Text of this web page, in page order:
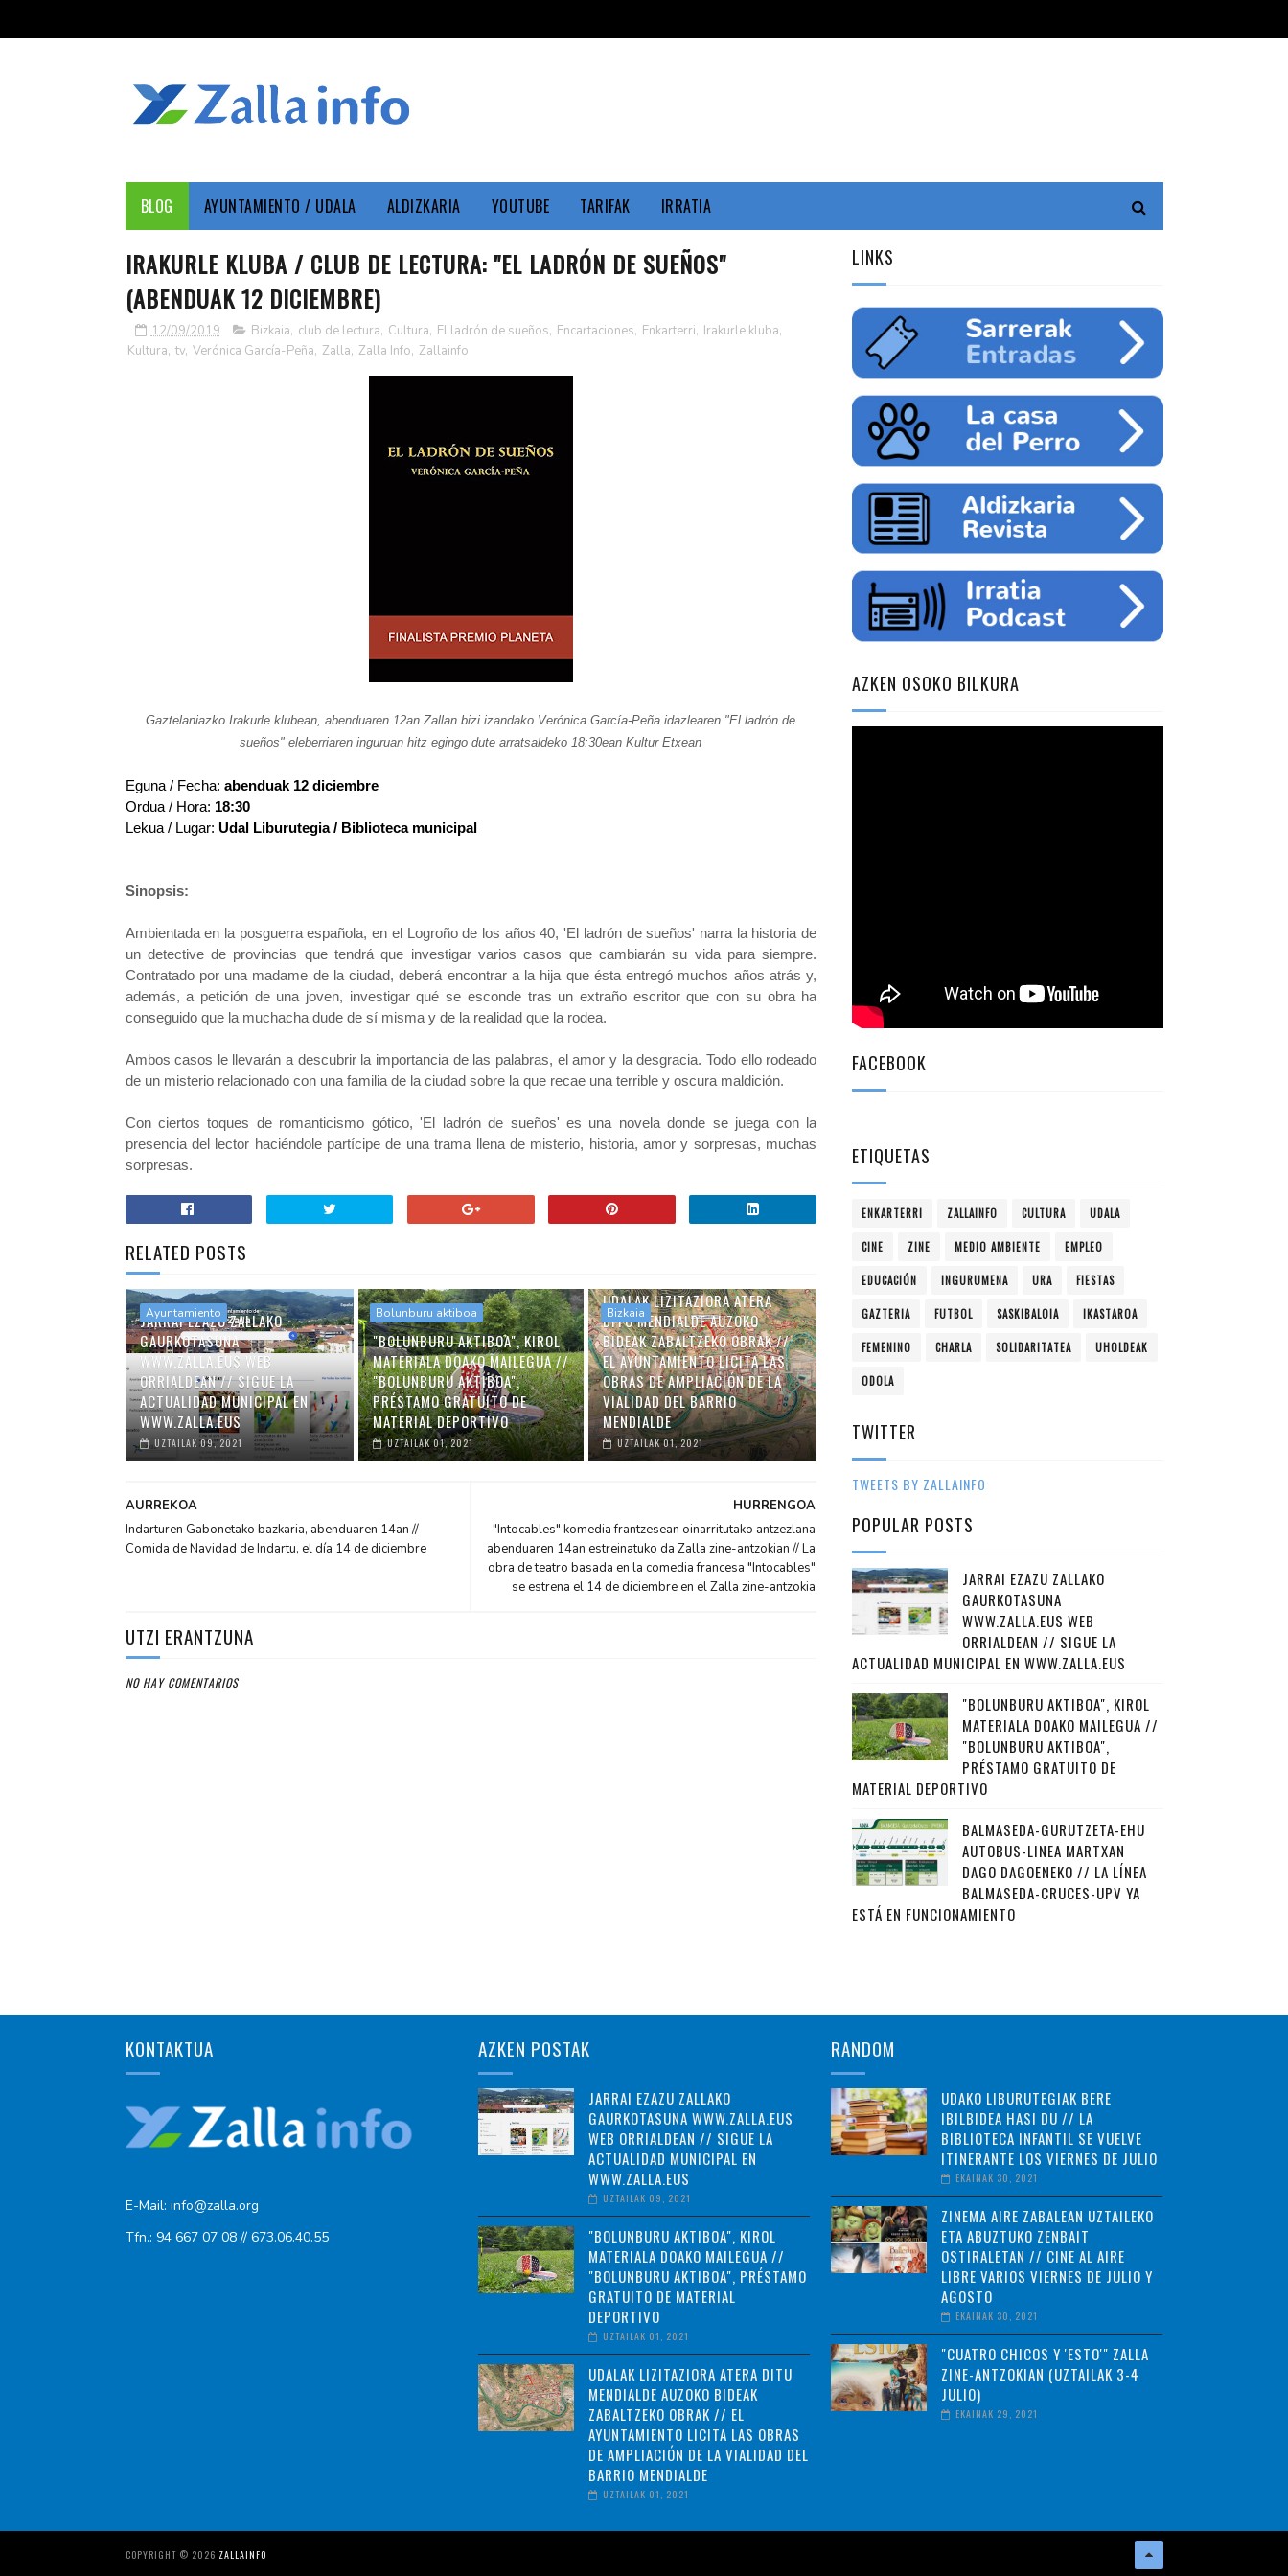
BLOG AYUNTAMIENTO / UDALA ALDIZKARIA YOUTUBE TARIFAK IRRATIA
IRAKURLE KLUBA / CLUB DE LECTURA: "EL LADRÓN DE SUEÑOS"
(ABENDUAK 12 DICIEMBRE)
12/09/2019 Bizkaia, club de lectura, Cultura, El ladrón de sueños, Encartaciones, Enkarterri, Irakurle kluba,
Kultura, tv, Verónica García-Peña, Zalla, Zalla Info, Zallainfo
Gaztelaniazko Irakurle klubean, abenduaren 12an Zallan bizi izandako Verónica García-Peña idazlearen "El ladrón de
sueños" eleberriaren inguruan hitz egingo dute arratsaldeko 18:30ean Kultur Etxean
Eguna / Fecha: abenduak 12 diciembre
Ordua / Hora: 18:30
Lekua / Lugar: Udal Liburutegia / Biblioteca municipal
Sinopsis:
Ambientada en la posguerra española, en el Logroño de los años 40, 'El ladrón de sueños' narra la historia de
un detective de provincias que tendrá que investigar varios casos que cambiarán su vida parasiempre.
Contratado por una madame de la ciudad, deberá encontrar a la hija que ésta entregó muchos años atrás y,
además, a petición de una joven, investigar qué se esconde tras un extraño escritor que con su obra ha
conseguido que la muchacha dude de sí misma y de la realidad que la rodea.
Ambos casos le llevarán a descubrir la importancia de las palabras, el amor y la desgracia. Todo ello rodeado
de un misterio relacionado con una familia de la ciudad sobre la que recae una terrible y oscura maldición.
Con ciertos toques de romanticismo gótico, 'El ladrón de sueños' es una novela donde se juega con la
presencia del lector haciéndole partícipe de una trama llena de misterio, historia, amor y sorpresas, muchas
sorpresas.
RELATED POSTS
Ayuntamiento
JARRAI EZAZU ZALLAKO
GAURKOTASUNA
WWW.ZALLA.EUS WEB
ORRIALDEAN // SIGUE LA
ACTUALIDAD MUNICIPAL EN
WWW.ZALLA.EUS
UZTAILAK 09, 2021
Bolunburu aktiboa
"BOLUNBURU AKTIBOA", KIROL
MATERIALA DOAKO MAILEGUA //
"BOLUNBURU AKTIBOA",
PRÉSTAMO GRATUITO DE
MATERIAL DEPORTIVO
UZTAILAK 01, 2021
Bizkaia
UDALAK LIZITAZIORA ATERA
DITU MENDIALDE AUZOKO
BIDEAK ZABALTZEKO OBRAK //
EL AYUNTAMIENTO LICITA LAS
OBRAS DE AMPLIACIÓN DE LA
VIALIDAD DEL BARRIO
MENDIALDE
UZTAILAK 01, 2021
HURRENGOA
"Intocables" komedia frantzesean oinarritutako antzezlana
abenduaren 14an estreinatuko da Zalla zine-antzokian // La
obra de teatro basada en la comedia francesa "Intocables"
se estrena el 14 de diciembre en el Zalla zine-antzokia
AURREKOA
Indarturen Gabonetako bazkaria, abenduaren 14an //
Comida de Navidad de Indartu, el día 14 de diciembre
UTZI ERANTZUNA
NO HAY COMENTARIOS
LINKS
AZKEN OSOKO BILKURA
FACEBOOK
ETIQUETAS
ENKARTERRI ZALLAINFO CULTURA UDALA
CINE ZINE MEDIO AMBIENTE EMPLEO
EDUCACIÓN INGURUMENA URA FIESTAS
GAZTERIA FUTBOL SASKIBALOIA IKASTAROA
FEMENINO CHARLA SOLIDARITATEA UHOLDEAK
ODOLA
TWITTER
TWEETS BY ZALLAINFO
POPULAR POSTS
JARRAI EZAZU ZALLAKO
GAURKOTASUNA
WWW.ZALLA.EUS WEB
ORRIALDEAN // SIGUE LA
ACTUALIDAD MUNICIPAL EN WWW.ZALLA.EUS
"BOLUNBURU AKTIBOA", KIROL
MATERIALA DOAKO MAILEGUA //
"BOLUNBURU AKTIBOA",
PRÉSTAMO GRATUITO DE
MATERIAL DEPORTIVO
BALMASEDA-GURUTZETA-EHU
AUTOBUS-LINEA MARTXAN
DAGO DAGOENEKO // LA LÍNEA
BALMASEDA-CRUCES-UPV YA
ESTÁ EN FUNCIONAMIENTO
KONTAKTUA
E-Mail: info@zalla.org
Tfn.: 94 667 07 08 // 673.06.40.55
AZKEN POSTAK
JARRAI EZAZU ZALLAKO
GAURKOTASUNA WWW.ZALLA.EUS
WEB ORRIALDEAN // SIGUE LA
ACTUALIDAD MUNICIPAL EN
WWW.ZALLA.EUS
UZTAILAK 09, 2021
"BOLUNBURU AKTIBOA", KIROL
MATERIALA DOAKO MAILEGUA //
"BOLUNBURU AKTIBOA", PRÉSTAMO
GRATUITO DE MATERIAL
DEPORTIVO
UZTAILAK 01, 2021
UDALAK LIZITAZIORA ATERA DITU
MENDIALDE AUZOKO BIDEAK
ZABALTZEKO OBRAK // EL
AYUNTAMIENTO LICITA LAS OBRAS
DE AMPLIACIÓN DE LA VIALIDAD DEL
BARRIO MENDIALDE
UZTAILAK 01, 2021
RANDOM
UDAKO LIBURUTEGIAK BERE
IBILBIDEA HASI DU // LA
BIBLIOTECA INFANTIL SE VUELVE
ITINERANTE LOS VIERNES DE JULIO
EKAINAK 30, 2021
ZINEMA AIRE ZABALEAN UZTAILEKO
ETA ABUZTUKO ZENBAIT
OSTIRALETAN // CINE AL AIRE
LIBRE VARIOS VIERNES DE JULIO Y
AGOSTO
EKAINAK 30, 2021
"CUATRO CHICOS Y 'ESTO'" ZALLA
ZINE-ANTZOKIAN (UZTAILAK 3-4
JULIO)
EKAINAK 29, 2021
COPYRIGHT © 2026 ZALLAINFO